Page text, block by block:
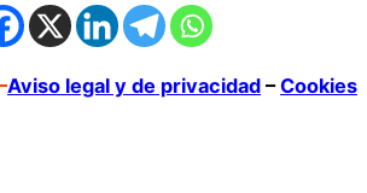
Aviso legal y de privacidad –Cookies